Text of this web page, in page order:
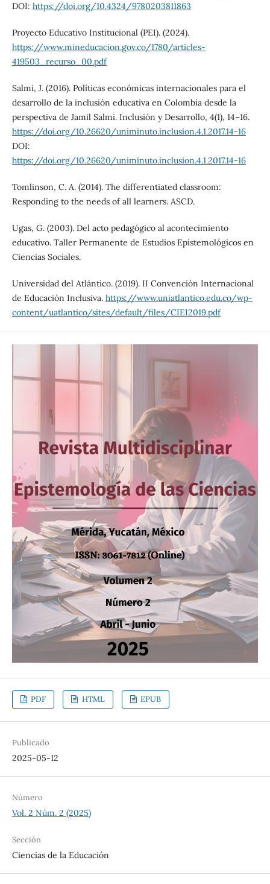
DOI: https://doi.org/10.4324/9780203811863
Proyecto Educativo Institucional (PEI). (2024).
https://www.mineducacion.gov.co/1780/articles-
419503_recurso_00.pdf
Salmi, J. (2016). Políticas económicas internacionales para el
desarrollo de la inclusión educativa en Colombia desde la
perspectiva de Jamil Salmi. Inclusión y Desarrollo, 4(1), 14–16.
https://doi.org/10.26620/uniminuto.inclusion.4.1.2017.14-16
DOI:
https://doi.org/10.26620/uniminuto.inclusion.4.1.2017.14-16
Tomlinson, C. A. (2014). The differentiated classroom:
Responding to the needs of all learners. ASCD.
Ugas, G. (2003). Del acto pedagógico al acontecimiento
educativo. Taller Permanente de Estudios Epistemológicos en
Ciencias Sociales.
Universidad del Atlántico. (2019). II Convención Internacional
de Educación Inclusiva. https://www.uniatlantico.edu.co/wp-
content/uatlantico/sites/default/files/CIEI2019.pdf
PDF HTML EPUB
Publicado
2025-05-12
Número
Vol. 2 Núm. 2 (2025)
Sección
Ciencias de la Educación